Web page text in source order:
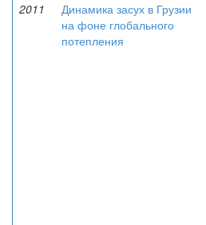
2011
Динамика засух в Грузии
на фоне глобального
потепления